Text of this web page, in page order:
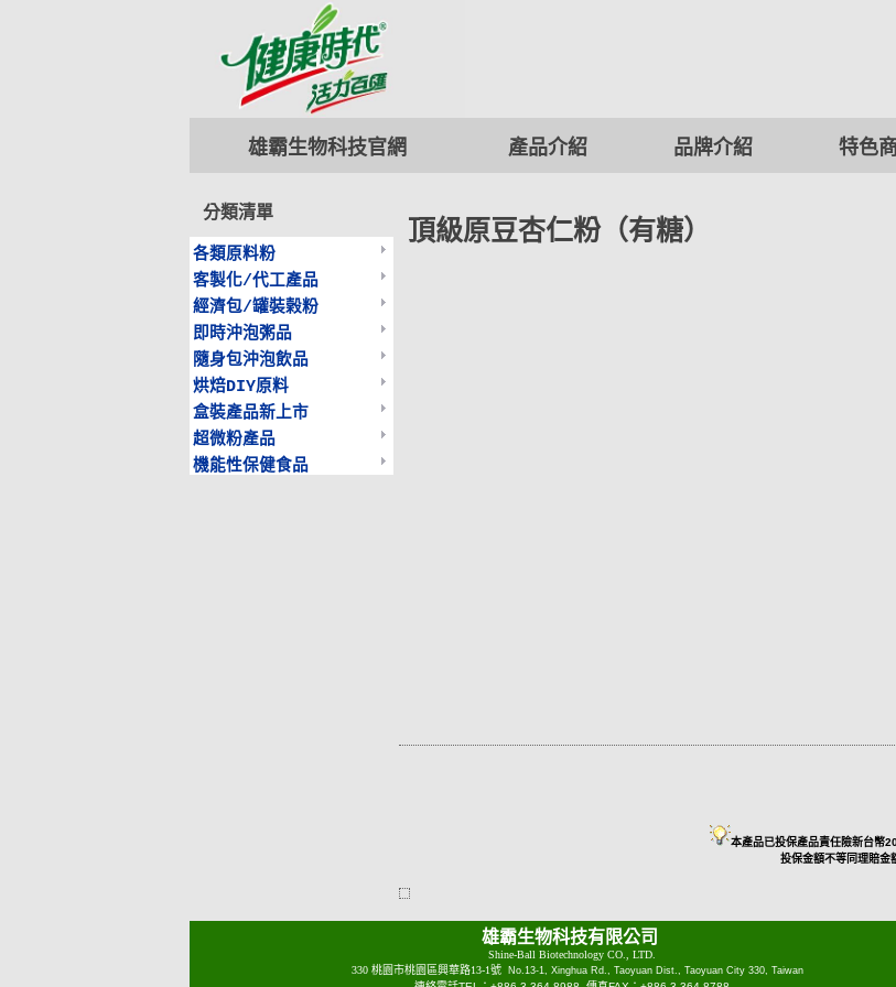
雄霸生物科技官網 產品介紹 品牌介紹 特色
分類清單
各類原料粉
客製化/代工產品
經濟包/罐裝榖粉
即時沖泡粥品
隨身包沖泡飲品
烘焙DIY原料
盒裝產品新上市
超微粉產品
機能性保健食品
頂級原豆杏仁粉（有糖）
本產品已投保產品責任險新台幣
投保金額不等同理賠金
雄霸生物科技有限公司
Shine-Ball Biotechnology CO., LTD.
330 桃園市桃園區興華路13-1號
No.13-1, Xinghua Rd., Taoyuan Dist., Taoyuan City 330, Taiwan